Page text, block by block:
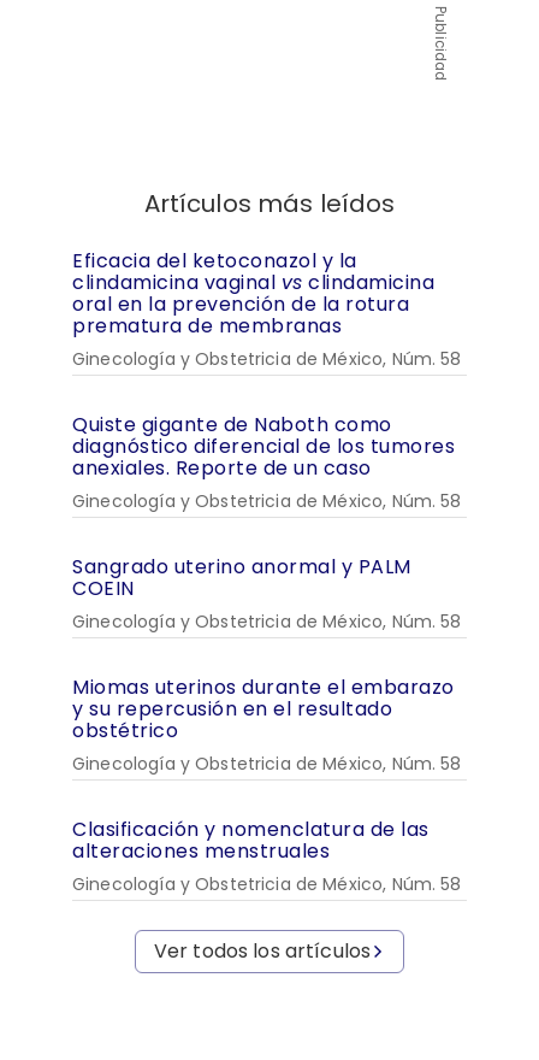
Publicidad
Artículos más leídos
Eficacia del ketoconazol y la
clindamicina vaginal vs clindamicina
oral en la prevención de la rotura
prematura de membranas
Ginecología y Obstetricia de México, Núm. 58
Quiste gigante de Naboth como
diagnóstico diferencial de los tumores
anexiales. Reporte de un caso
Ginecología y Obstetricia de México, Núm. 58
Sangrado uterino anormal y PALM
COEIN
Ginecología y Obstetricia de México, Núm. 58
Miomas uterinos durante el embarazo
y su repercusión en el resultado
obstétrico
Ginecología y Obstetricia de México, Núm. 58
Clasificación y nomenclatura de las
alteraciones menstruales
Ginecología y Obstetricia de México, Núm. 58
Ver todos los artículos